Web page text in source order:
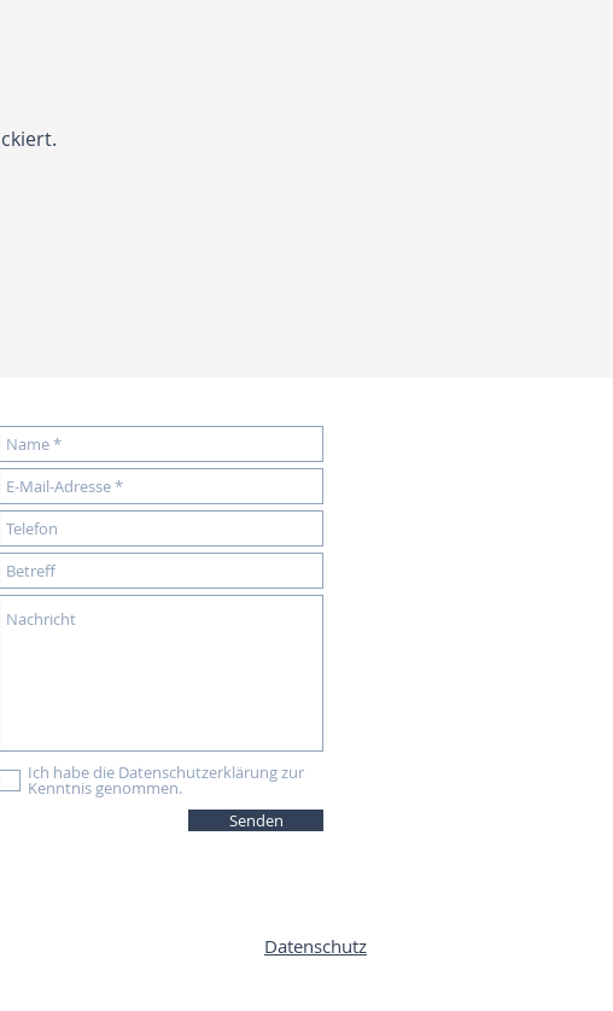
Ich habe die Datenschutzerklärung zur
Kenntnis genommen.
Senden
Datenschutz